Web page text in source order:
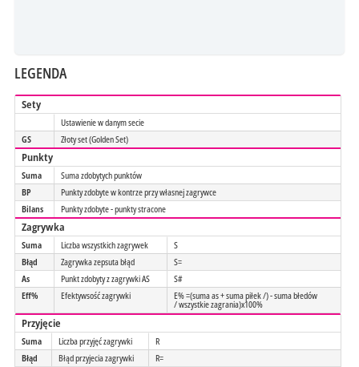
LEGENDA
Sety
Ustawienie w danym secie
GS
Złoty set (Golden Set)
Punkty
Suma
Suma zdobytych punktów
BP
Punkty zdobyte w kontrze przy własnej zagrywce
Bilans
Punkty zdobyte - punkty stracone
Zagrywka
Suma Liczba wszystkich zagrywek
S
Błąd
Zagrywka zepsuta błąd
S=
As
Punkt zdobyty z zagrywki AS
S#
Eff%
Efektywsość zagrywki E% =(suma as + suma piłek /) - suma błedów
/ wszystkie zagrania)x100%
Przyjęcie
Suma Liczba przyjęć zagrywki
R
Błąd
Błąd przyjecia zagrywki
R=